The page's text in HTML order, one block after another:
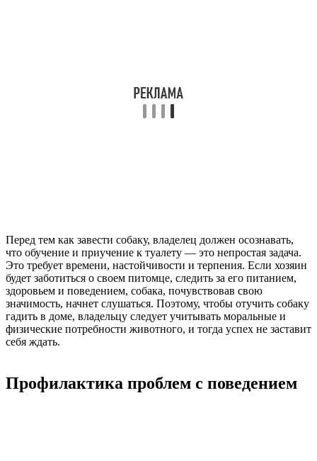
Перед тем как завести собаку, владелец должен осознавать,
что обучение и приучение к туалету — это непростая задача.
Это требует времени, настойчивости и терпения. Если хозяин
будет заботиться о своем питомце, следить за его питанием,
здоровьем и поведением, собака, почувствовав свою
значимость, начнет слушаться. Поэтому, чтобы отучить собаку
гадить в доме, владельцу следует учитывать моральные и
физические потребности животного, и тогда успех не заставит
себя ждать.
Профилактика проблем с поведением